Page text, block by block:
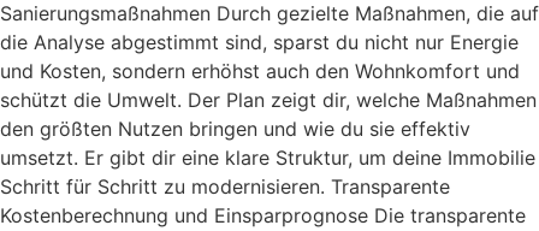
Sanierungsmaßnahmen Durch gezielte Maßnahmen, die auf
die Analyse abgestimmt sind, sparst du nicht nur Energie
und Kosten, sondern erhöhst auch den Wohnkomfort und
schützt die Umwelt. Der Plan zeigt dir, welche Maßnahmen
den größten Nutzen bringen und wie du sie effektiv
umsetzt. Er gibt dir eine klare Struktur, um deine Immobilie
Schritt für Schritt zu modernisieren. Transparente
Kostenberechnung und Einsparprognose Die transparente